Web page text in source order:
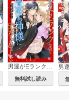
男運がEランクなので異世界の闇落ち神様に娶られました【単話売】
無料試し読み